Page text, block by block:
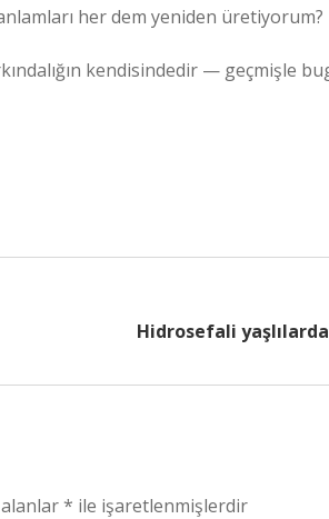
her dem yeniden üretiyorum?
kendisindedir — geçmişle
Hidrosefali
* ile işaretlenmişlerdir